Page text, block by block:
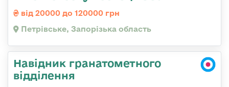
від 20000 до 120000 грн
Петрівське, Запорізька область
Навідник гранатометного
відділення